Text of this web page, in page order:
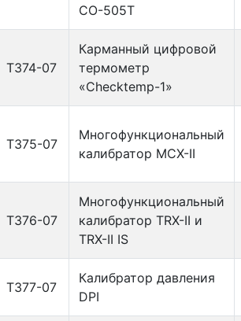
СО-505Т
Т374-07
Карманный цифровой
термометр
«Checktemp-1»
Т375-07
Многофункциональный
калибратор МСХ-II
Т376-07
Многофункциональный
калибратор TRX-II и
TRX-II IS
Т377-07
Калибратор давления
DPI